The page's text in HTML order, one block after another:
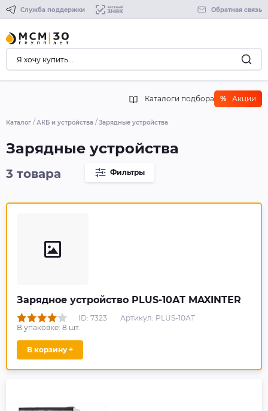
Служба поддержки Обратная связь
Каталоги подбора % Акции
Каталог АКБ и устройства Зарядные устройства
Зарядные устройства
3 товара Фильтры
Зарядное устройство PLUS-10АТ MAXINTER
ID: 7323
Артикул: PLUS-10АТ
В упаковке: 8 шт.
В корзину +